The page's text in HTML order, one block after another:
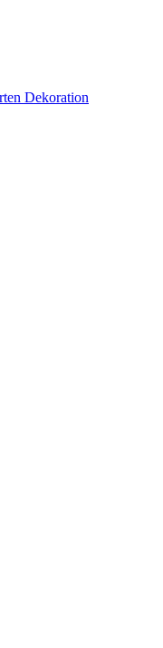
Dekoration